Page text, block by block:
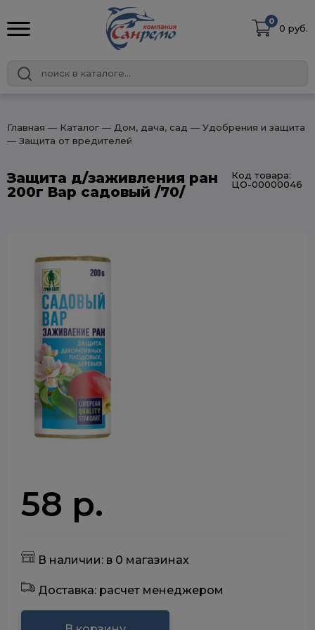
0
0 руб.
Главная ― Каталог ― Дом, дача, сад ― Удобрения и защита
― Защита от вредителей
Защита д/заживления ран
200г Вар садовый /70/
Код товара:
ЦО-00000046
58 р.
В наличии: в 0 магазинах
Доставка: расчет менеджером